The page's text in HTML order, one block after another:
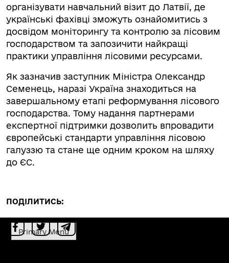
організувати навчальний візит до Латвії, де
українські фахівці зможуть ознайомитись з
досвідом моніторингу та контролю за лісовим
господарством та запозичити найкращі
практики управління лісовими ресурсами.
Як зазначив заступник Міністра Олександр
Семенець, наразі Україна знаходиться на
завершальному етапі реформування лісового
господарства. Тому надання партнерами
експертної підтримки дозволить впровадити
європейські стандарти управління лісовою
галуззю та стане ще одним кроком на шляху
до ЄС.
ПОДІЛИТИСЬ:
Primary Menu